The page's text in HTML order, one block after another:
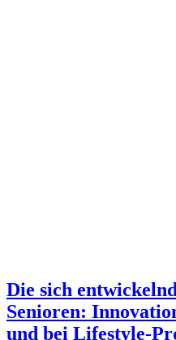
Die sich
Senioren:
und bei Lifestyle-